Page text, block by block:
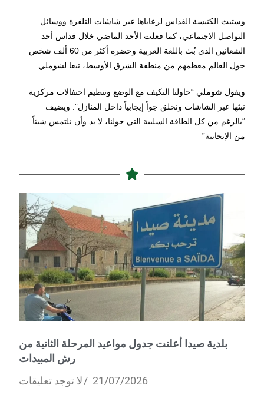
وستبث الكنيسة القداس لرعاياها عبر شاشات التلفزة ووسائل
التواصل الاجتماعي، كما فعلت الأحد الماضي خلال قداس أحد
الشعانين الذي بُث باللغة العربية وحضره أكثر من 60 ألف شخص
حول العالم معظمهم من منطقة الشرق الأوسط، تبعا لشوملي.
ويقول شوملي “حاولنا التكيف مع الوضع وتنظيم احتفالات مركزية
نبثها عبر الشاشات ونخلق جواً إيجابياً داخل المنازل”. ويضيف
“بالرغم من كل الطاقة السلبية التي حولنا، لا بد وأن نلتمس شيئاً
من الإيجابية”
بلدية صيدا أعلنت جدول مواعيد المرحلة الثانية من
رش المبيدات
21/07/2026
لا توجد تعليقات